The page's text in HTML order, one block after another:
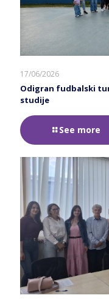
17/06/2026
Odigran fudbalski
studije
See more